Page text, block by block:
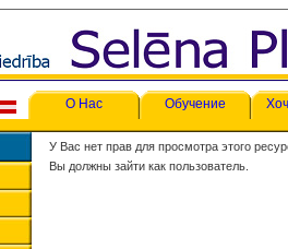
О Нас Обучение
У Вас нет прав для просмотра этого
Вы должны зайти как пользователь.